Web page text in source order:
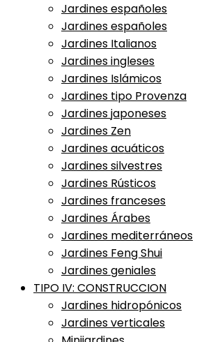
Jardines españoles
Jardines españoles
Jardines Italianos
Jardines ingleses
Jardines Islámicos
Jardines tipo Provenza
Jardines japoneses
Jardines Zen
Jardines acuáticos
Jardines silvestres
Jardines Rústicos
Jardines franceses
Jardines Árabes
Jardines mediterráneos
Jardines Feng Shui
Jardines geniales
TIPO IV: CONSTRUCCION
Jardines hidropónicos
Jardines verticales